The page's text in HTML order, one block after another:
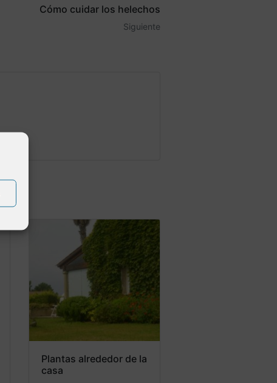
Cómo cuidar los helechos
Siguiente
Plantas alrededor de la
casa